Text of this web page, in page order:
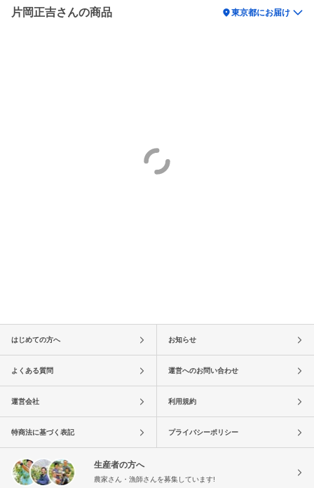
片岡正吉さんの商品 location_on東京都にお届け
はじめての方へ お知らせ
よくある質問 運営へのお問い合わせ
運営会社 利用規約
特商法に基づく表記 プライバシーポリシー
生産者の方へ
農家さん・漁師さんを募集しています!